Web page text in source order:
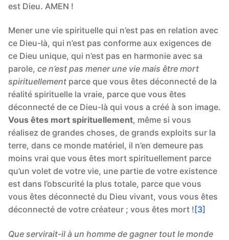
est Dieu. AMEN !
Mener une vie spirituelle qui n’est pas en relation avec
ce Dieu-là, qui n’est pas conforme aux exigences de
ce Dieu unique, qui n’est pas en harmonie avec sa
parole, ce n’est pas mener une vie mais être mort
spirituellement parce que vous êtes déconnecté de la
réalité spirituelle la vraie, parce que vous êtes
déconnecté de ce Dieu-là qui vous a créé à son image.
Vous êtes mort spirituellement, même si vous
réalisez de grandes choses, de grands exploits sur la
terre, dans ce monde matériel, il n’en demeure pas
moins vrai que vous êtes mort spirituellement parce
qu’un volet de votre vie, une partie de votre existence
est dans l’obscurité la plus totale, parce que vous
vous êtes déconnecté du Dieu vivant, vous vous êtes
déconnecté de votre créateur ; vous êtes mort ! [3]
Que servirait-il à un homme de gagner tout le monde